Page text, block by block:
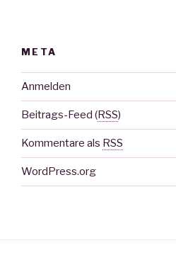
META
Anmelden
Beitrags-Feed (RSS)
Kommentare als RSS
WordPress.org